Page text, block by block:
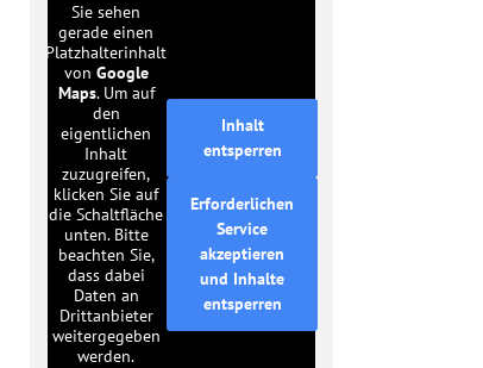
Sie sehen
gerade einen
Platzhalterinhalt
von Google
Maps. Um auf
den
eigentlichen
Inhalt
zuzugreifen,
klicken Sie auf
die Schaltfläche
unten. Bitte
beachten Sie,
dass dabei
Daten an
Drittanbieter
weitergegeben
werden.
Inhalt
entsperren
Erforderlichen
Service
akzeptieren
und Inhalte
entsperren